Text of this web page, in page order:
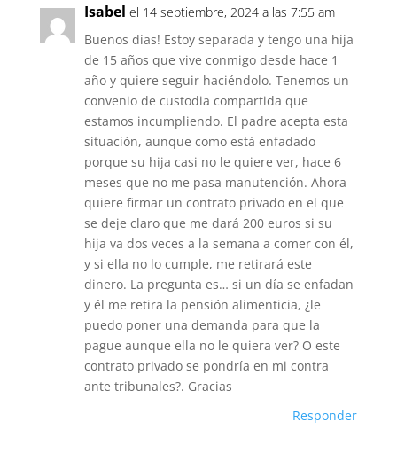
Isabel el 14 septiembre, 2024 a las 7:55 am
Buenos días! Estoy separada y tengo una hija
de 15 años que vive conmigo desde hace 1
año y quiere seguir haciéndolo. Tenemos un
convenio de custodia compartida que
estamos incumpliendo. El padre acepta esta
situación, aunque como está enfadado
porque su hija casi no le quiere ver, hace 6
meses que no me pasa manutención. Ahora
quiere firmar un contrato privado en el que
se deje claro que me dará 200 euros si su
hija va dos veces a la semana a comer con él,
y si ella no lo cumple, me retirará este
dinero. La pregunta es… si un día se enfadan
y él me retira la pensión alimenticia, ¿le
puedo poner una demanda para que la
pague aunque ella no le quiera ver? O este
contrato privado se pondría en mi contra
ante tribunales?. Gracias
Responder